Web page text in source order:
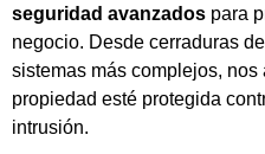
seguridad avanzados para
negocio. Desde cerraduras
sistemas más complejos, nos
propiedad esté protegida
intrusión.